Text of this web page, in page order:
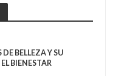
BELLEZA Y SU
BIENESTAR